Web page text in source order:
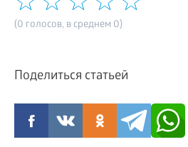
(0 голосов, в среднем 0)
Поделиться статьей